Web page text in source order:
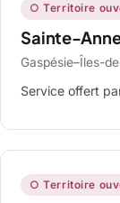
○ Territoire
Sainte-
Gaspésie–Îles-
Service offert
○ Territoire